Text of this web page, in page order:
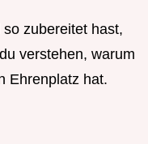
zubereitet hast,
verstehen, warum
Ehrenplatz hat.